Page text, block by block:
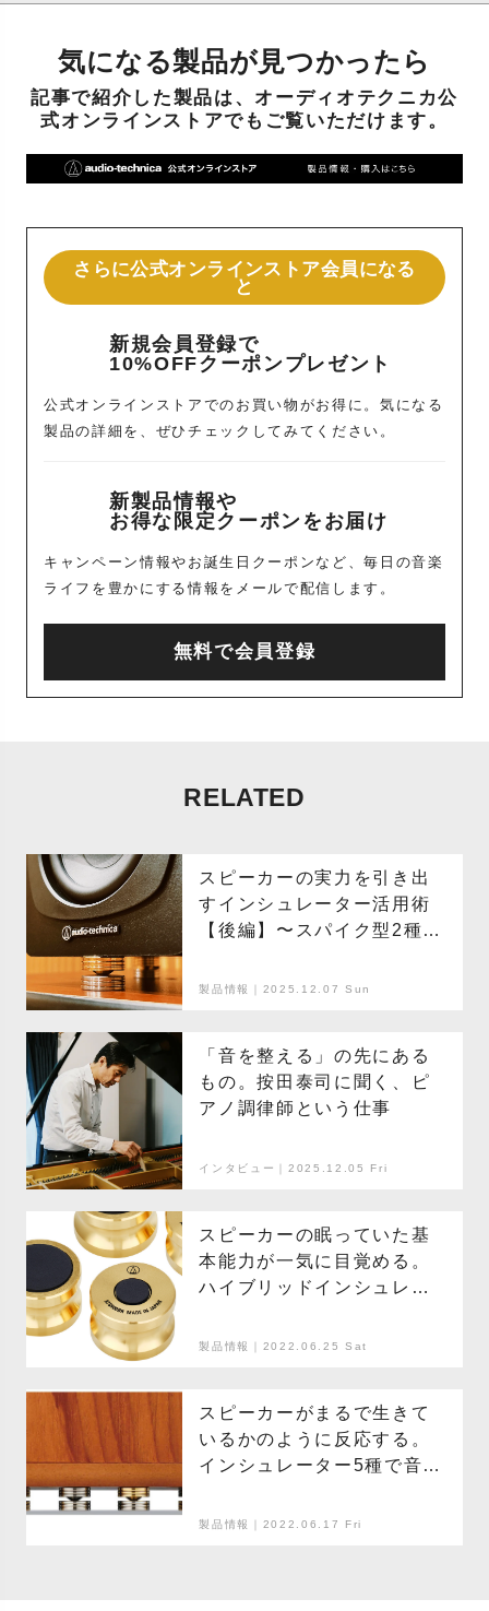
気になる製品が見つかったら
記事で紹介した製品は、オーディオテクニカ公
式オンラインストアでもご覧いただけます。
さらに公式オンラインストア会員になる
と
新規会員登録で
10%OFFクーポンプレゼント
公式オンラインストアでのお買い物がお得に。気になる
製品の詳細を、ぜひチェックしてみてください。
新製品情報や
お得な限定クーポンをお届け
キャンペーン情報やお誕生日クーポンなど、毎日の音楽
ライフを豊かにする情報をメールで配信します。
無料で会員登録
RELATED
スピーカーの実力を引き出
すインシュレーター活用術
【後編】〜スパイク型2種を
製品情報｜2025.12.07 Sun
「音を整える」の先にある
もの。按田泰司に聞く、ピ
アノ調律師という仕事
インタビュー｜2025.12.05 Fri
スピーカーの眠っていた基
本能力が一気に目覚める。
ハイブリッドインシュレー
製品情報｜2022.06.25 Sat
スピーカーがまるで生きて
いるかのように反応する。
インシュレーター5種で音を
製品情報｜2022.06.17 Fri